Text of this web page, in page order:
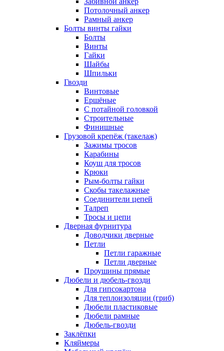
Потолочный анкер
Рамный анкер
Болты винты гайки
Болты
Винты
Гайки
Шайбы
Шпильки
Гвозди
Винтовые
Ершёные
С потайной головкой
Строительные
Финишные
Грузовой крепёж (такелаж)
Зажимы тросов
Карабины
Коуш для тросов
Крюки
Рым-болты гайки
Скобы такелажные
Соединители цепей
Талреп
Тросы и цепи
Дверная фурнитура
Доводчики дверные
Петли
Петли гаражные
Петли дверные
Проушины прямые
Дюбели и дюбель-гвозди
Для гипсокартона
Для теплоизоляции (гриб)
Дюбели пластиковые
Дюбели рамные
Дюбель-гвозди
Заклёпки
Кляймеры